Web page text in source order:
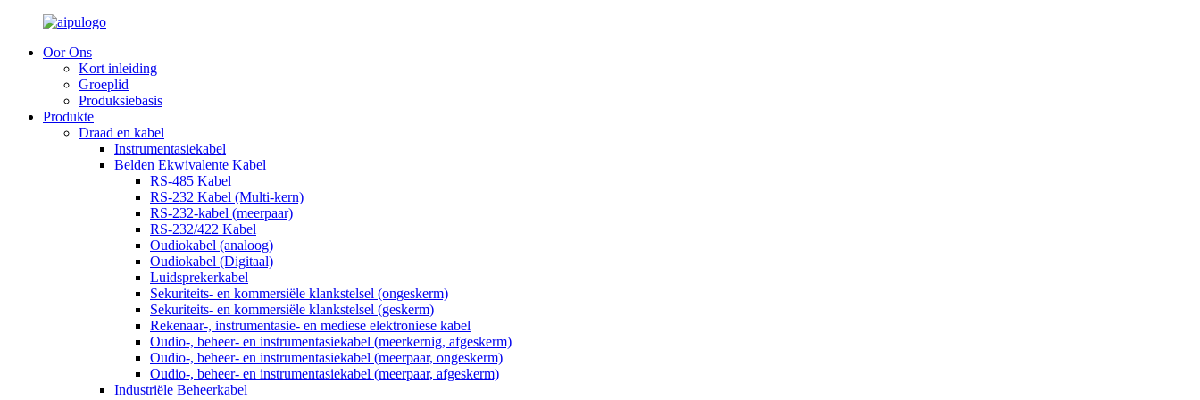
Oor Ons
Kort inleiding
Groeplid
Produksiebasis
Produkte
Draad en kabel
Instrumentasiekabel
Belden Ekwivalente Kabel
RS-485 Kabel
RS-232 Kabel (Multi-kern)
RS-232-kabel (meerpaar)
RS-232/422 Kabel
Oudiokabel (analoog)
Oudiokabel (Digitaal)
Luidsprekerkabel
Sekuriteits- en kommersiële klankstelsel (ongeskerm)
Sekuriteits- en kommersiële klankstelsel (geskerm)
Rekenaar-, instrumentasie- en mediese elektroniese kabel
Oudio-, beheer- en instrumentasiekabel (meerkernig, afgeskerm)
Oudio-, beheer- en instrumentasiekabel (meerpaar, ongeskerm)
Oudio-, beheer- en instrumentasiekabel (meerpaar, afgeskerm)
Industriële Beheerkabel